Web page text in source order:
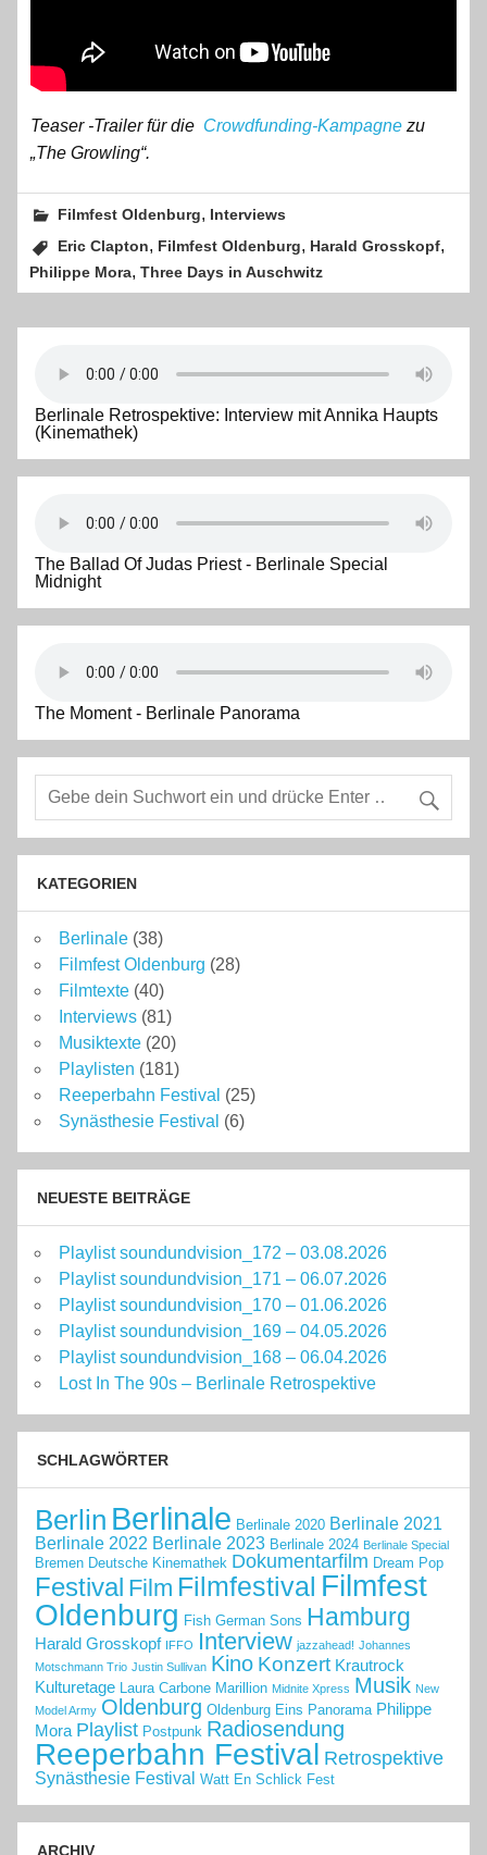
Teaser -Trailer für die Crowdfunding-Kampagne zu
„The Growling“.
Filmfest Oldenburg, Interviews
Eric Clapton, Filmfest Oldenburg, Harald Grosskopf,
Philippe Mora,Three Days in Auschwitz
Berlinale Retrospektive: Interview mit Annika Haupts
(Kinemathek)
The Ballad Of Judas Priest - Berlinale Special
Midnight
The Moment - Berlinale Panorama
KATEGORIEN
Berlinale (38)
Filmfest Oldenburg (28)
Filmtexte (40)
Interviews (81)
Musiktexte (20)
Playlisten (181)
Reeperbahn Festival (25)
Synästhesie Festival (6)
NEUESTE BEITRÄGE
Playlist soundundvision_172 – 03.08.2026
Playlist soundundvision_171 – 06.07.2026
Playlist soundundvision_170 – 01.06.2026
Playlist soundundvision_169 – 04.05.2026
Playlist soundundvision_168 – 06.04.2026
Lost In The 90s – Berlinale Retrospektive
SCHLAGWÖRTER
Berlin Berlinale Berlinale 2020 Berlinale 2021
Berlinale 2022 Berlinale 2023 Berlinale 2024 Berlinale Special
Bremen Deutsche Kinemathek Dokumentarfilm Dream Pop
Festival Film Filmfestival Filmfest
Oldenburg Fish German Sons Hamburg
Harald Grosskopf IFFO Interview jazzahead! Johannes
Motschmann Trio Justin Sullivan Kino Konzert Krautrock
Kulturetage Laura Carbone Marillion Midnite Xpress Musik New
Model Army Oldenburg Oldenburg Eins Panorama Philippe
Mora Playlist Postpunk Radiosendung
Reeperbahn Festival Retrospektive
Synästhesie Festival Watt En Schlick Fest
ARCHIV